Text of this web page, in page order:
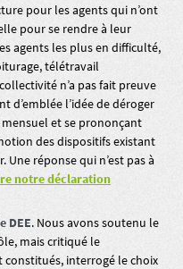
pour les agents qui n’ont
pour se rendre à leur
agents les plus en difficulté,
télétravail
n’a pas fait preuve
d’emblée l’idée de déroger
et se prononçant
des dispositifs existant
Une réponse qui n’est pas à
notre déclaration
DEE. Nous avons soutenu le
mais critiqué le
interrogé le choix